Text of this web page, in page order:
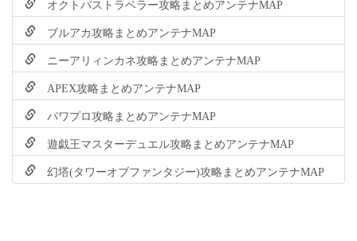
オクトパストラベラー攻略まとめアンテナMAP
ブルアカ攻略まとめアンテナMAP
ニーアリィンカネ攻略まとめアンテナMAP
APEX攻略まとめアンテナMAP
パワプロ攻略まとめアンテナMAP
遊戯王マスターデュエル攻略まとめアンテナMAP
幻塔(タワーオブファンタジー)攻略まとめアンテナMAP